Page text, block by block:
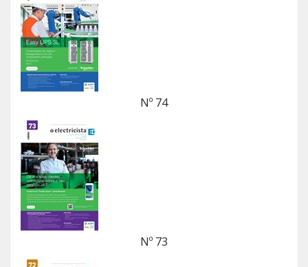
Nº 74
Nº 73